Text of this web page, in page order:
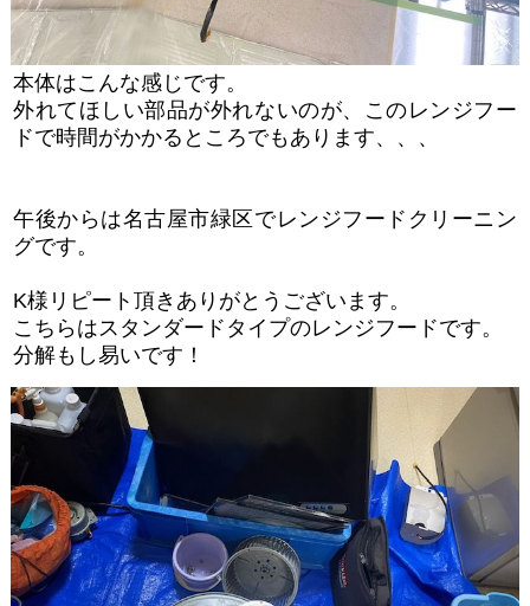
本体はこんな感じです。
外れてほしい部品が外れないのが、このレンジフー
ドで時間がかかるところでもあります、、、
午後からは名古屋市緑区でレンジフードクリーニン
グです。
K様リピート頂きありがとうございます。
こちらはスタンダードタイプのレンジフードです。
分解もし易いです！